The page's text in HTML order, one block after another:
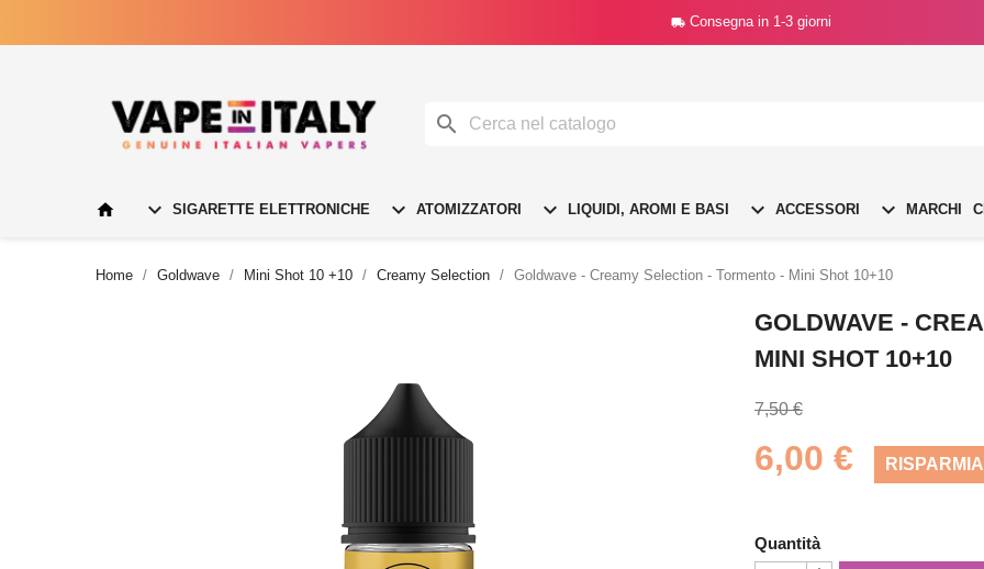
 Consegna in 1-3 giorni

  SIGARETTE ELETTRONICHE  ATOMIZZATORI  LIQUIDI, AROMI E BASI  ACCESSORI  MARCHI
Home Goldwave Mini Shot 10 +10 Creamy Selection Goldwave - Creamy Selection - Tormento - Mini Shot 10+10
GOLDWAVE -
MINI SHOT 10+10
7,50 €
6,00 €
Quantità